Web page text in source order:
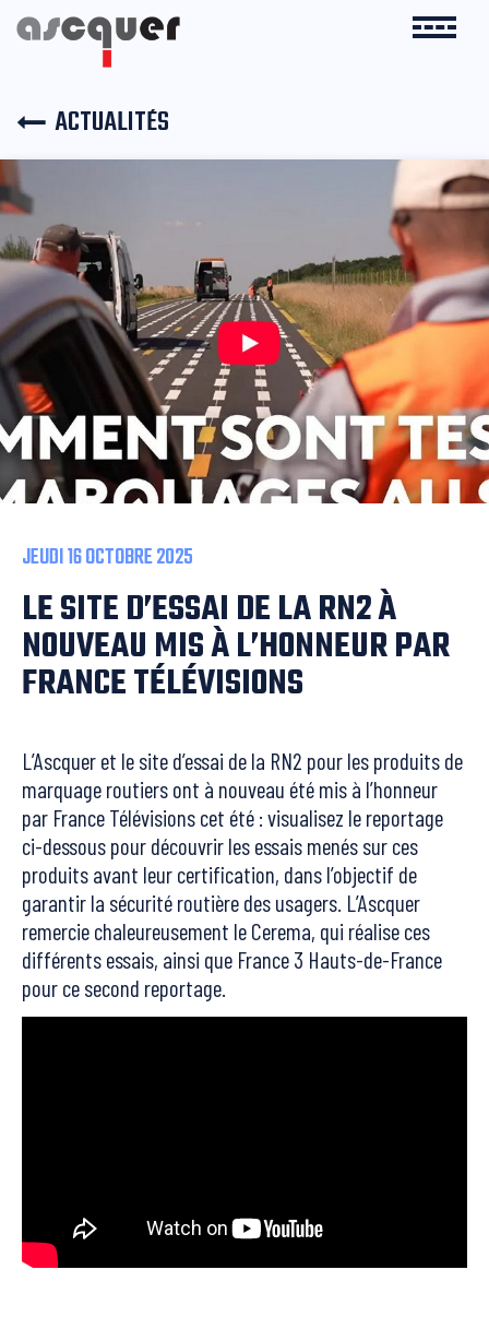
ACTUALITÉS
JEUDI 16 OCTOBRE 2025
LE SITE D’ESSAI DE LA RN2 À
NOUVEAU MIS À L’HONNEUR PAR
FRANCE TÉLÉVISIONS
L’Ascquer et le site d’essai de la RN2 pour les produits de
marquage routiers ont à nouveau été mis à l’honneur
par France Télévisions cet été : visualisez le reportage
ci-dessous pour découvrir les essais menés sur ces
produits avant leur certification, dans l’objectif de
garantir la sécurité routière des usagers. L’Ascquer
remercie chaleureusement le Cerema, qui réalise ces
différents essais, ainsi que France 3 Hauts-de-France
pour ce second reportage.